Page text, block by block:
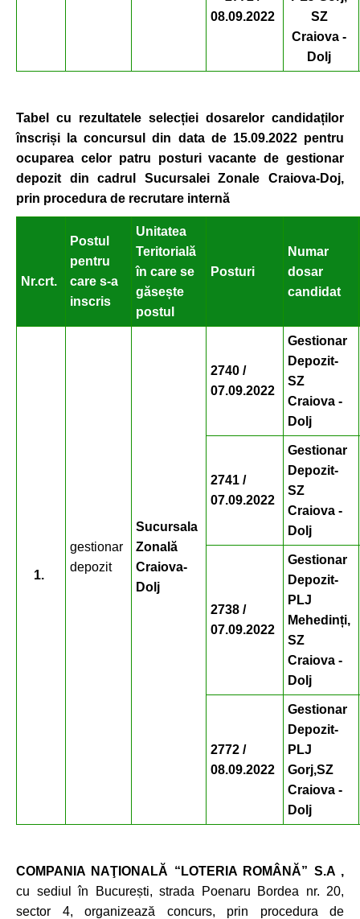
08.09.2022
SZ
Craiova -
Dolj
Tabel cu rezultatele selecției dosarelor candidaților
înscriși la concursul din data de 15.09.2022 pentru
ocuparea celor patru posturi vacante de gestionar
depozit din cadrul Sucursalei Zonale Craiova-Doj,
prin procedura de recrutare internă
Nr.crt.
Postul
pentru
care s-a
inscris
Unitatea
Teritorială
în care se
găsește
postul
Posturi
Numar
dosar
candidat
1.
gestionar
depozit
Sucursala
Zonală
Craiova-
Dolj
2740 /
07.09.2022
Gestionar
Depozit-
SZ
Craiova -
Dolj
2741 /
07.09.2022
Gestionar
Depozit-
SZ
Craiova -
Dolj
2738 /
07.09.2022
Gestionar
Depozit-
PLJ
Mehedinți,
SZ
Craiova -
Dolj
2772 /
08.09.2022
Gestionar
Depozit-
PLJ
Gorj,SZ
Craiova -
Dolj
COMPANIA NAŢIONALĂ “LOTERIA ROMÂNĂ” S.A ,
cu sediul în București, strada Poenaru Bordea nr. 20,
sector 4, organizează concurs, prin procedura de